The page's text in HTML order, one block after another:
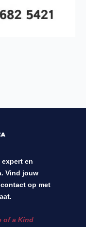
expert en
Vind jouw
op met
of a Kind